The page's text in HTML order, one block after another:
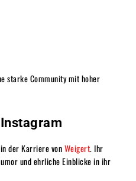
starke Community mit hoher
der Karriere vonWeigert. Ihr
und ehrliche Einblicke in ihr